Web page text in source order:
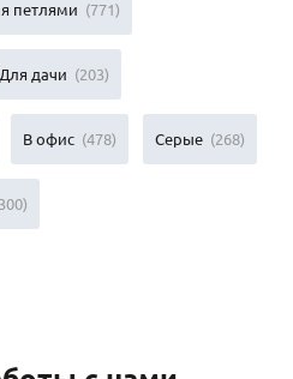
петлями (771)
Для дачи (203)
В офис (478) Серые (268)